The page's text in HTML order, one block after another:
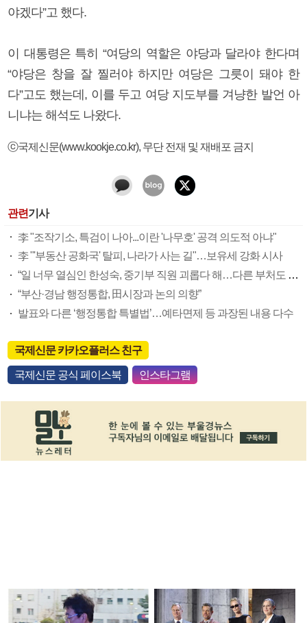
야겠다”고 했다.
이 대통령은 특히 “여당의 역할은 야당과 달라야 한다며
“야당은 창을 잘 찔러야 하지만 여당은 그릇이 돼야 한
다”고도 했는데, 이를 두고 여당 지도부를 겨냥한 발언 아
니냐는 해석도 나왔다.
ⓒ국제신문(www.kookje.co.kr), 무단 전재 및 재배포 금지
관련기사
李 "조작기소, 특검이 나아...이란 '나무호' 공격 의도적 아냐"
李 "'부동산 공화국' 탈피, 나라가 사는 길"…보유세 강화 시사
“일 너무 열심인 한성숙, 중기부 직원 괴롭다 해…다른 부처도 느껴보길”
“부산·경남 행정통합, 田시장과 논의 의향”
발표와 다른 ‘행정통합 특별법’…예타면제 등 과장된 내용 다수
국제신문 카카오플러스 친구
국제신문 공식 페이스북 인스타그램